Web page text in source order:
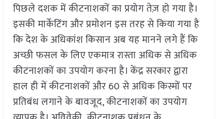
पिछले दशक में कीटनाशकों का प्रयोग तेज़ हो गया है।
इसकी मार्केटिंग और प्रमोशन इस तरह से किया गया है
कि देश के अधिकांश किसान अब यह मानने लगे हैं कि
अच्छी फसल के लिए एकमात्र रास्ता अधिक से अधिक
कीटनाशकों का उपयोग करना है। केंद्र सरकार द्वारा
हाल ही में कीटनाशकों और 60 से अधिक किस्मों पर
प्रतिबंध लगाने के बावजूद, कीटनाशकों का उपयोग